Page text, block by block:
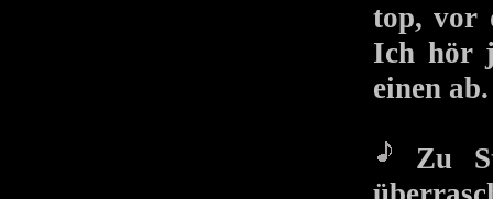
top, vor
Ich hör
einen
Zu